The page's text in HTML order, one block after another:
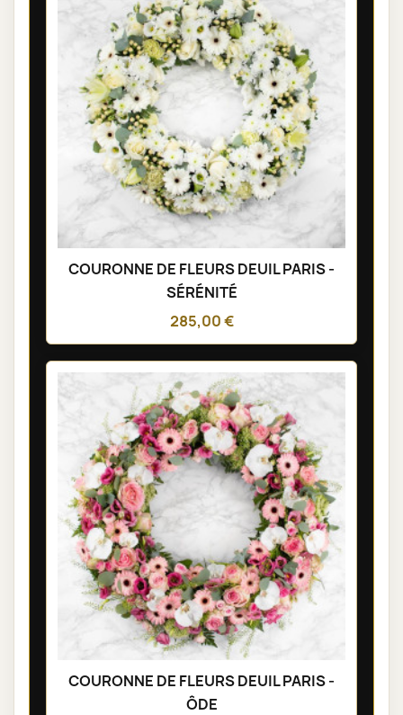
COURONNE DE FLEURS DEUIL PARIS -
SÉRÉNITÉ
285,00 €
COURONNE DE FLEURS DEUIL PARIS -
ÔDE